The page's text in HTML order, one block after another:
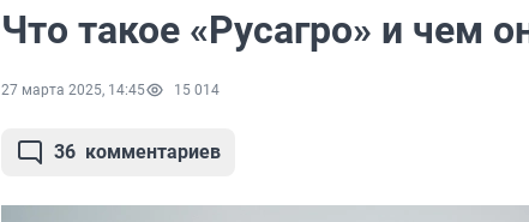
Что такое «Русагро» и чем
27 марта 2025, 14:45 15 014
36 комментариев